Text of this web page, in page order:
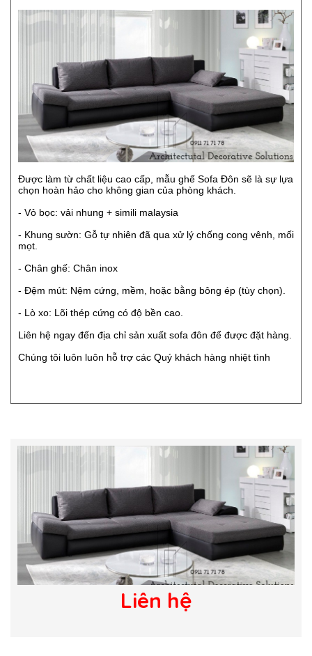
Được làm từ chất liệu cao cấp, mẫu ghế Sofa Đôn sẽ là sự lựa
chọn hoàn hảo cho không gian của phòng khách.
- Vỏ bọc: vải nhung + simili malaysia
- Khung sườn: Gỗ tự nhiên đã qua xử lý chống cong vênh, mối
mọt.
- Chân ghế: Chân inox
- Đệm mút: Nệm cứng, mềm, hoặc bằng bông ép (tùy chọn).
- Lò xo: Lõi thép cứng có độ bền cao.
Liên hệ ngay đến địa chỉ sản xuất sofa đôn để được đặt hàng.
Chúng tôi luôn luôn hỗ trợ các Quý khách hàng nhiệt tình
Liên hệ